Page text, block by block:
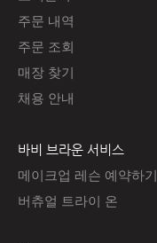
주문 내역
주문 조회
매장 찾기
채용 안내
바비 브라운 서비스
메이크업 레슨 예약하기
버츄얼 트라이 온